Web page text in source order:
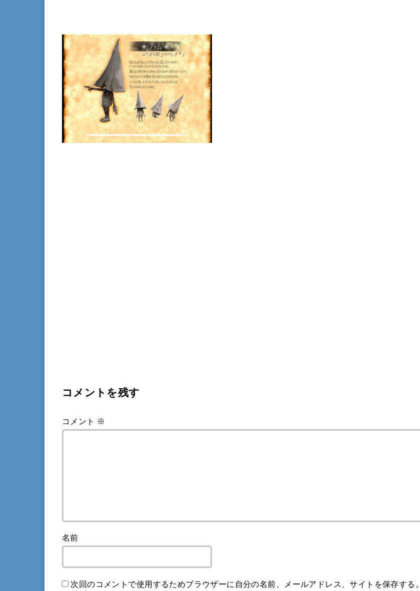
コメントを残す
コメント ※
名前
次回のコメントで使用するためブラウザーに自分の名前、メールアドレス、サイトを保存する。